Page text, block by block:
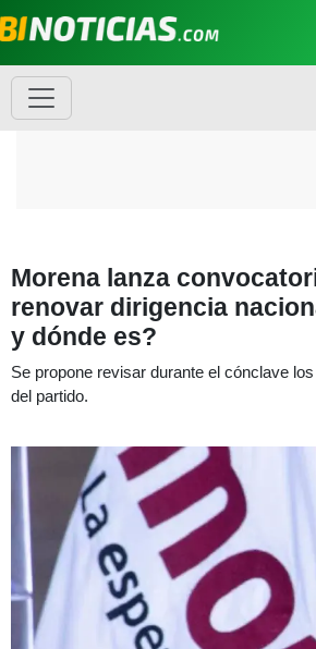
Morena lanza
renovar dirigencia
y dónde es?
Se propone revisar durante el cónclave
del partido.